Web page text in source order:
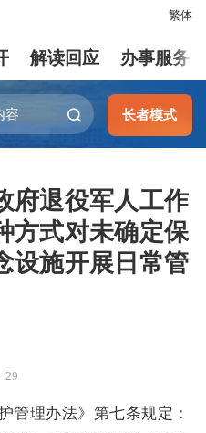
繁体
解读回应 办事服务
长者模式
府退役军人工作
方式对未确定保
设施开展日常管
29
管理办法》第七条规定：